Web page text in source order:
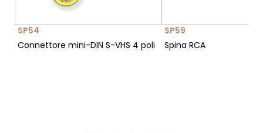
SP54
Connettore mini-DIN S-VHS 4 poli
SP59
Spina RCA